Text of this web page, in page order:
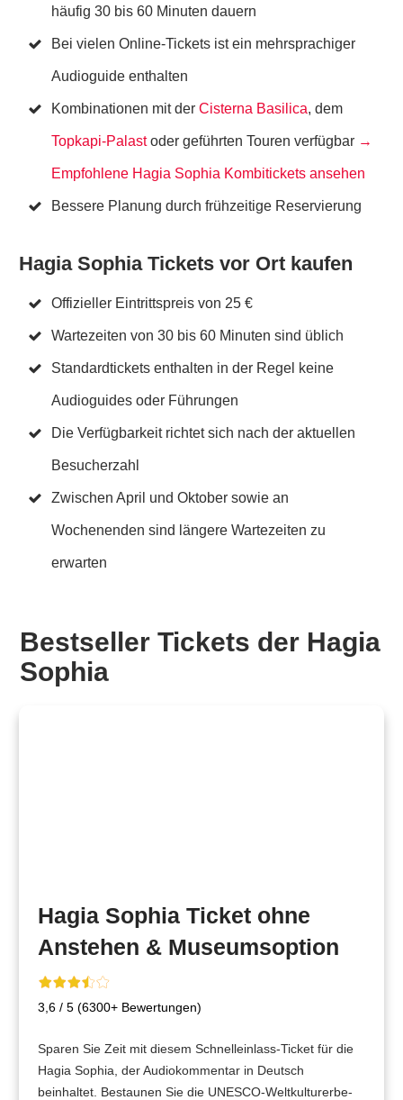
häufig 30 bis 60 Minuten dauern
Bei vielen Online-Tickets ist ein mehrsprachiger
Audioguide enthalten
Kombinationen mit der Cisterna Basilica, dem
Topkapi-Palastoder geführten Touren verfügbar →
Empfohlene Hagia Sophia Kombitickets ansehen
Bessere Planung durch frühzeitige Reservierung
Hagia Sophia Tickets vor Ort kaufen
Offizieller Eintrittspreis von 25 €
Wartezeiten von 30 bis 60 Minuten sind üblich
Standardtickets enthalten in der Regel keine
Audioguides oder Führungen
Die Verfügbarkeit richtet sich nach der aktuellen
Besucherzahl
Zwischen April und Oktober sowie an
Wochenenden sind längere Wartezeiten zu
erwarten
Bestseller Tickets der Hagia
Sophia
Hagia Sophia Ticket ohne
Anstehen & Museumsoption
3,6 / 5 (6300+ Bewertungen)
Sparen Sie Zeit mit diesem Schnelleinlass-Ticket für die
Hagia Sophia, der Audiokommentar in Deutsch
beinhaltet. Bestaunen Sie die UNESCO-Weltkulturerbe-